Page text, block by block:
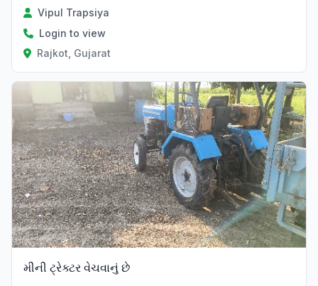
Vipul Trapsiya
Login to view
Rajkot, Gujarat
મીની ટ્રેક્ટર વેચવાનું છે